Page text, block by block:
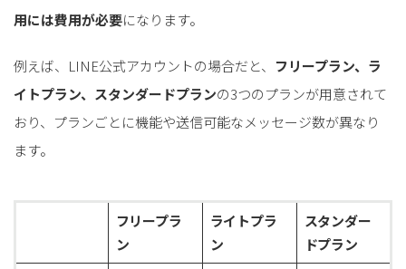
用には費用が必要になります。
例えば、LINE公式アカウントの場合だと、 フリープラン、ラ
イトプラン、スタンダードプランの3つのプランが用意されて
おり、プランごとに機能や送信可能なメッセージ数が異なり
ます。
フリープラ
ン
ライトプラ
ン
スタンダー
ドプラン
forRetail小売業の方向けサービス
forReuse中古買取業者向けサービス
forRetail小売業の方向けサービス
forReuse中古買取業者向けサービス